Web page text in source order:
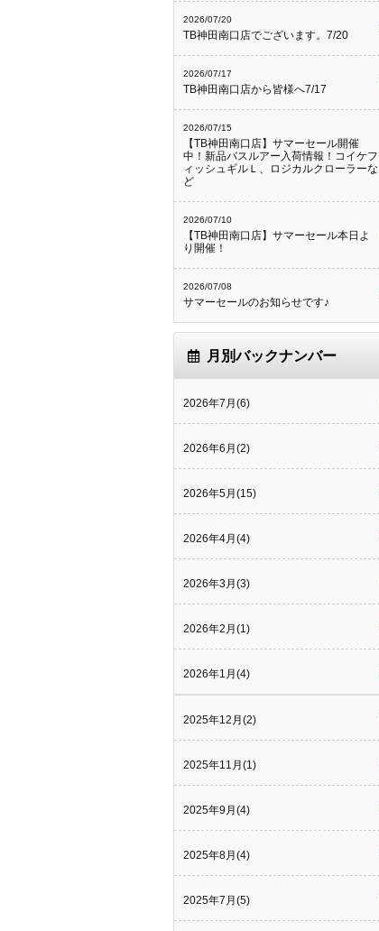
2026/07/20
TB神田南口店でございます。7/20
2026/07/17
TB神田南口店から皆様へ7/17
2026/07/15
【TB神田南口店】サマーセール開催
中！新品バスルアー入荷情報！コイケフ
ィッシュギルＬ、ロジカルクローラーな
ど
2026/07/10
【TB神田南口店】サマーセール本日よ
り開催！
2026/07/08
サマーセールのお知らせです♪
月別バックナンバー
2026年7月(6)
2026年6月(2)
2026年5月(15)
2026年4月(4)
2026年3月(3)
2026年2月(1)
2026年1月(4)
2025年12月(2)
2025年11月(1)
2025年9月(4)
2025年8月(4)
2025年7月(5)